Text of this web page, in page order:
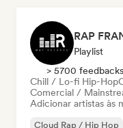
Playlist
> 5700
Chill / Lo-fi Hip-Hop
Comercial /
Adicionar artistas às
Cloud Rap / Hip Hop